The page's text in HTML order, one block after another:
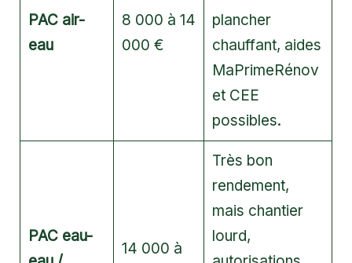
PAC air-
eau
8 000 à 14
000 €
plancher
chauffant, aides
MaPrimeRénov
et CEE
possibles.
PAC eau-
14 000 à
Très bon
rendement,
mais chantier
lourd,